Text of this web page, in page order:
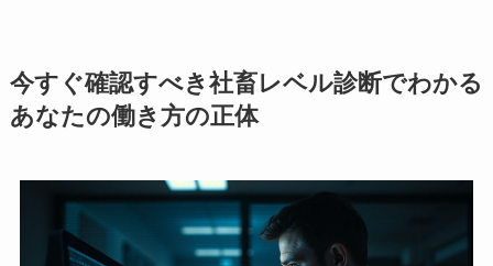
今すぐ確認すべき社畜レベル診断でわかる
あなたの働き方の正体